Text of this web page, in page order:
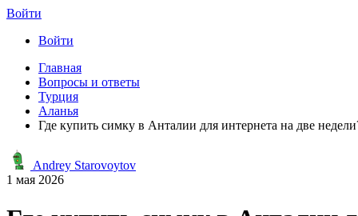
Войти
Войти
Главная
Вопросы и ответы
Турция
Аланья
Где купить симку в Анталии для интернета на две
Andrey Starovoytov
1 мая 2026